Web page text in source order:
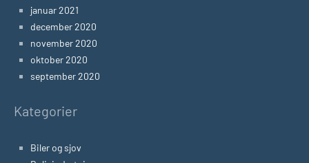
januar 2021
december 2020
november 2020
oktober 2020
september 2020
Kategorier
Biler og sjov